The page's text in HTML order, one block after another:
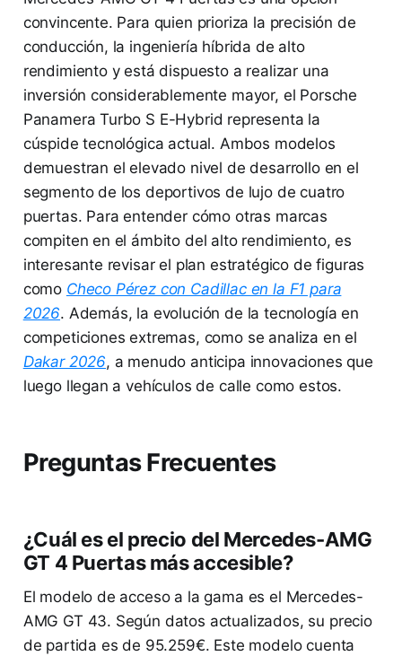
convincente. Para quien prioriza la precisión de
conducción, la ingeniería híbrida de alto
rendimiento y está dispuesto a realizar una
inversión considerablemente mayor, el Porsche
Panamera Turbo S E-Hybrid representa la
cúspide tecnológica actual. Ambos modelos
demuestran el elevado nivel de desarrollo en el
segmento de los deportivos de lujo de cuatro
puertas. Para entender cómo otras marcas
compiten en el ámbito del alto rendimiento, es
interesante revisar el plan estratégico de figuras
como Checo Pérez con Cadillac en la F1 para
2026. Además, la evolución de la tecnología en
competiciones extremas, como se analiza en el
Dakar 2026, a menudo anticipa innovaciones que
luego llegan a vehículos de calle como estos.
Preguntas Frecuentes
¿Cuál es el precio del Mercedes-AMG
GT 4 Puertas más accesible?
El modelo de acceso a la gama es el Mercedes-
AMG GT 43. Según datos actualizados, su precio
de partida es de 95.259€. Este modelo cuenta